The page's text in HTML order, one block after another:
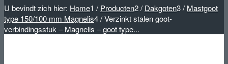
U bevindt zich hier: Home1 / Producten2/ Dakgoten3/ Mastgoot
type 150/100 mm Magnelis4/Verzinkt stalen goot-
verbindingsstuk – Magnelis – goot type...